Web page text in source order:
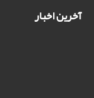
آخرین اخبار